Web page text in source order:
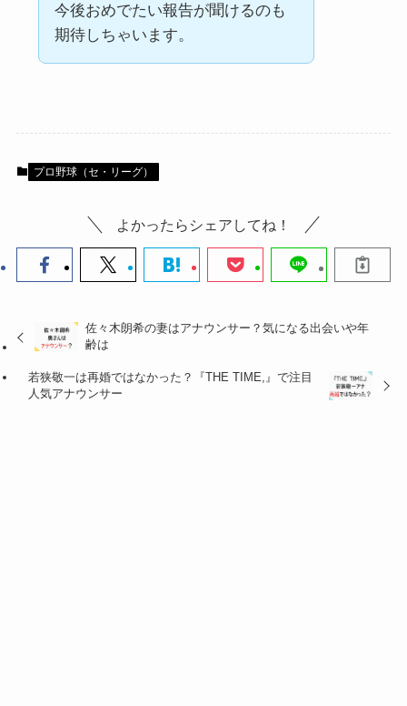
今後おめでたい報告が聞けるのも
期待しちゃいます。
プロ野球（セ・リーグ）
よかったらシェアしてね！
佐々木朗希の妻はアナウンサー？気になる出会いや年
齢は
若狭敬一は再婚ではなかった？『THE TIME,』で注目
人気アナウンサー